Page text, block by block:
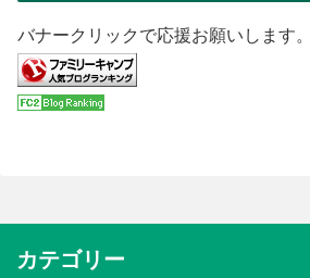
バナークリックで応援お願いします。
カテゴリー